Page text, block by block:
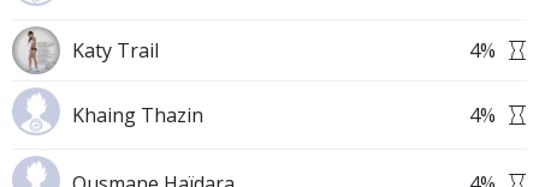
Katy Trail 4%
Khaing Thazin 4%